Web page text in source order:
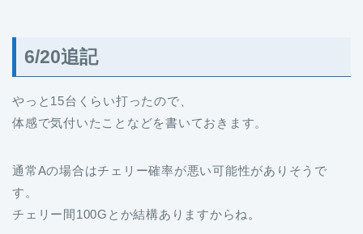
6/20追記
やっと15台くらい打ったので、
体感で気付いたことなどを書いておきます。
通常Aの場合はチェリー確率が悪い可能性がありそうで
す。
チェリー間100Gとか結構ありますからね。